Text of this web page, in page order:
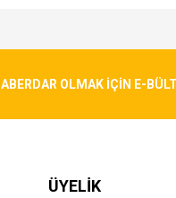
OLMAK İÇİN E-
ÜYELİK